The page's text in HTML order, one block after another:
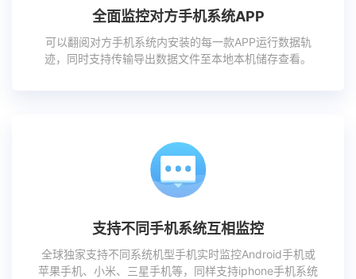
全面监控对方手机系统APP
可以翻阅对方手机系统内安装的每一款APP运行数据轨
迹，同时支持传输导出数据文件至本地本机储存查看。
支持不同手机系统互相监控
全球独家支持不同系统机型手机实时监控Android手机或
苹果手机、小米、三星手机等，同样支持iphone手机系统